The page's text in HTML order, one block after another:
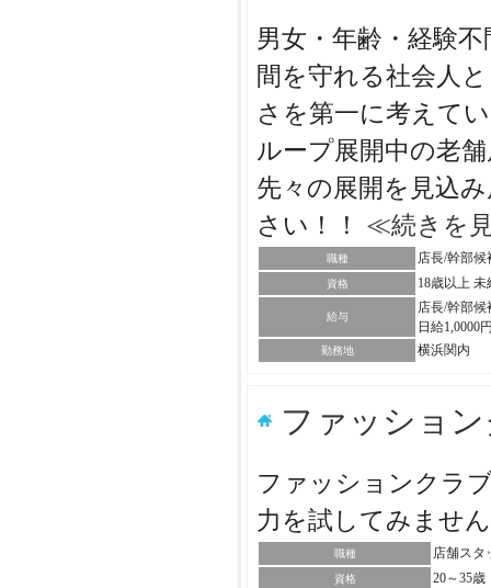
男女・年齢・経験
間を守れる社会人
さを第一に考えて
ループ展開中の老
先々の展開を見込
さい！！ ≪続きを
職種 店長/幹部
資格 18歳以上
給与
店長/幹部
日給1,0000
勤務地 横浜関内
ファッショ
ファッションクラ
力を試してみませ
職種 店舗スタ
資格 20～35歳